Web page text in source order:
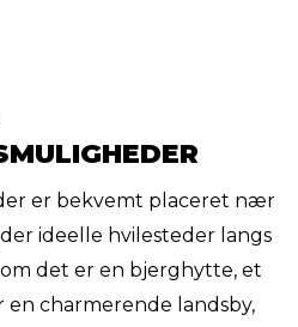
er bekvemt placeret nær
ideelle hvilesteder langs
det er en bjerghytte, et
charmerende landsby,